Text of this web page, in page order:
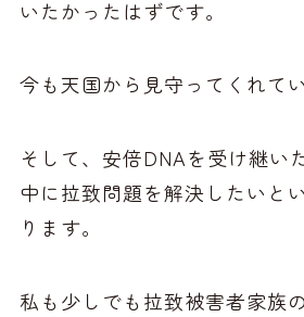
いたかったはずです。
今も天国から見守ってくれて
そして、安倍DNAを受け継い
中に拉致問題を解決したいと
ります。
私も少しでも拉致被害者家族